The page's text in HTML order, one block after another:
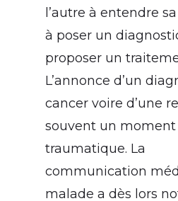
l’autre à entendre
à poser un
proposer un
L’annonce d’un
cancer voire d’une
souvent un moment
traumatique. La
communication
malade a dès lors